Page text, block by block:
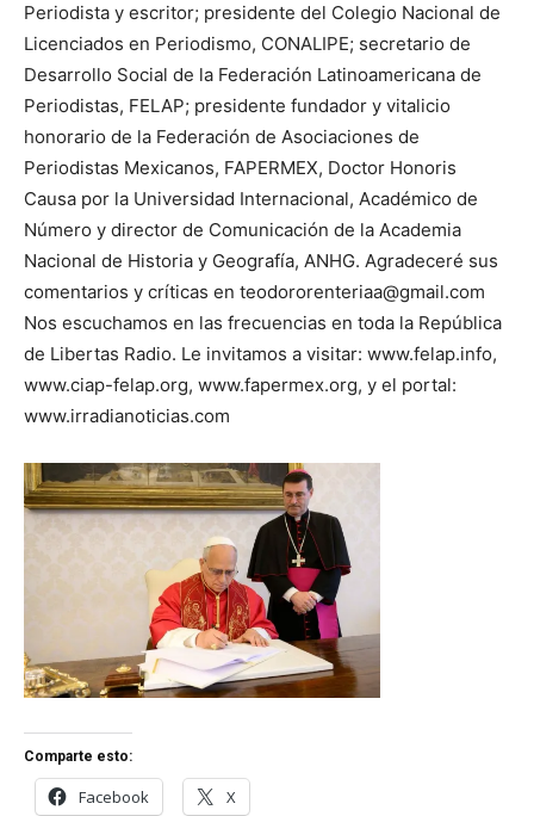
Periodista y escritor; presidente del Colegio Nacional de
Licenciados en Periodismo, CONALIPE; secretario de
Desarrollo Social de la Federación Latinoamericana de
Periodistas, FELAP; presidente fundador y vitalicio
honorario de la Federación de Asociaciones de
Periodistas Mexicanos, FAPERMEX, Doctor Honoris
Causa por la Universidad Internacional, Académico de
Número y director de Comunicación de la Academia
Nacional de Historia y Geografía, ANHG. Agradeceré sus
comentarios y críticas en teodororenteriaa@gmail.com
Nos escuchamos en las frecuencias en toda la República
de Libertas Radio. Le invitamos a visitar: www.felap.info,
www.ciap-felap.org, www.fapermex.org, y el portal:
www.irradianoticias.com
Comparte esto:
Facebook X